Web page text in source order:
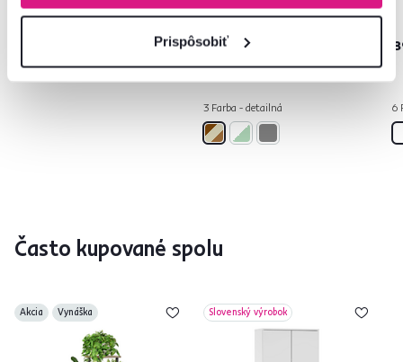
Prispôsobiť
-15%
NOLAN NEW
109 €
3 Farba - detailná 6
Často kupované spolu
Akcia Vynáška Slovenský výrobok